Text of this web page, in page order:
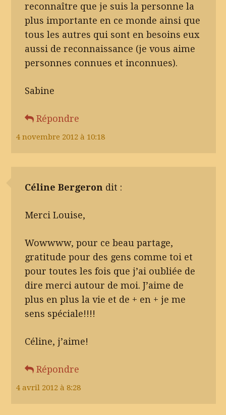
4 novembre 2012 à 10:18
reconnaître que je suis la personne la
plus importante en ce monde ainsi que
tous les autres qui sont en besoins eux
aussi de reconnaissance (je vous aime
personnes connues et inconnues).
Sabine
Répondre
Céline Bergeron dit :
4 avril 2012 à 8:28
Merci Louise,
Wowwww, pour ce beau partage,
gratitude pour des gens comme toi et
pour toutes les fois que j’ai oubliée de
dire merci autour de moi. J’aime de
plus en plus la vie et de + en + je me
sens spéciale!!!!
Céline, j’aime!
Répondre